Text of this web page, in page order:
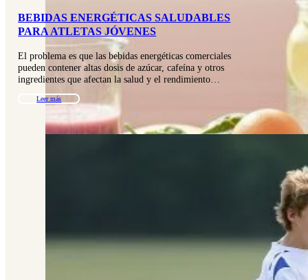
BEBIDAS ENERGÉTICAS SALUDABLES
PARA ATLETAS JÓVENES
El problema es que las bebidas energéticas comerciales
pueden contener altas dosis de azúcar, cafeína y otros
ingredientes que afectan la salud y el rendimiento…
Leer más